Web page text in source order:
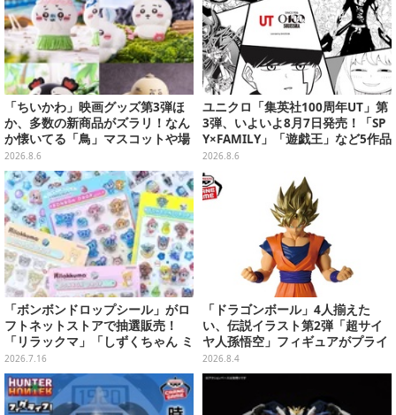
「ちいかわ」映画グッズ第3弾ほ
か、多数の新商品がズラリ！なん
か懐いてる「鳥」マスコットや場
面写アイテムなど必見のラインナ
ップ
2026.8.6
ユニクロ「集英社100周年UT」第
3弾、いよいよ8月7日発売！「SP
Y×FAMILY」「遊戯王」など5作品
をデザイン
2026.8.6
「ボンボンドロップシール」がロ
フトネットストアで抽選販売！
「リラックマ」「しずくちゃん ミ
ニ」など全12種をラインナップ
2026.7.16
「ドラゴンボール」4人揃えた
い、伝説イラスト第2弾「超サイ
ヤ人孫悟空」フィギュアがプライ
ズ展開！ビッグサイズの「筋斗
雲」エアぐるみも
2026.8.4